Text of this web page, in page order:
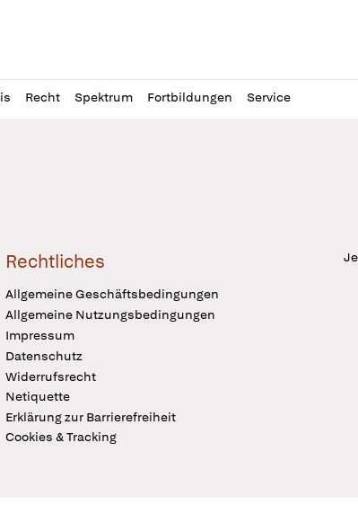
Recht Spektrum Fortbildungen Service
Rechtliches
Allgemeine Geschäftsbedingungen
Allgemeine Nutzungsbedingungen
Impressum
Datenschutz
Widerrufsrecht
Netiquette
Erklärung zur Barrierefreiheit
Cookies & Tracking